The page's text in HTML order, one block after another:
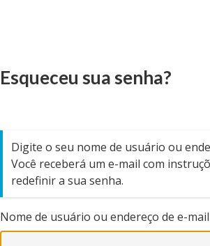
Esqueceu sua senha?
Digite o seu nome de usuário ou
Você receberá um e-mail com
redefinir a sua senha.
Nome de usuário ou endereço de e-mail